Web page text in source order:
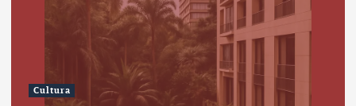
Cultura